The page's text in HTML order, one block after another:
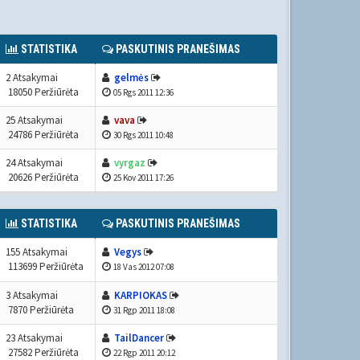
STATISTIKA PASKUTINIS PRANEŠIMAS
2 Atsakymai
18050 Peržiūrėta
gelmės
05 Rgs 2011 12:36
25 Atsakymai
24786 Peržiūrėta
vava
30 Rgs 2011 10:48
24 Atsakymai
20626 Peržiūrėta
vyrgaz
25 Kov 2011 17:26
STATISTIKA PASKUTINIS PRANEŠIMAS
155 Atsakymai
113699 Peržiūrėta
Vegys
18 Vas 2012 07:08
3 Atsakymai
7870 Peržiūrėta
KARPIOKAS
31 Rgp 2011 18:08
23 Atsakymai
27582 Peržiūrėta
TailDancer
22 Rgp 2011 20:12